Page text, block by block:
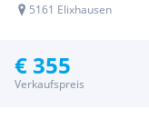
5161 Elixhausen
€ 355
Verkaufspreis